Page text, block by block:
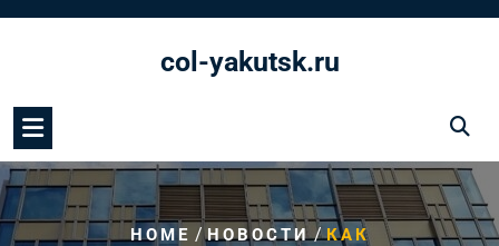
col-yakutsk.ru
HOME /НОВОСТИ/КАК